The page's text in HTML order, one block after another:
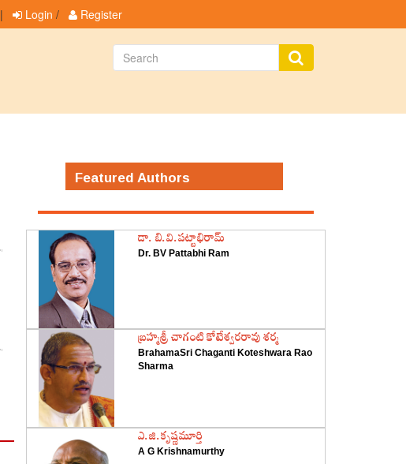
| Login / Register
Featured Authors
డా. బి.వి.పట్టాభిరామ్
Dr. BV Pattabhi Ram
‌బ్రహ్మశ్రీ చాగంటి కోటేశ్వరరావు శర్మ
BrahamaSri Chaganti Koteshwara Rao
Sharma
‌ఎ.జి.కృష్ణమూర్తి
A G Krishnamurthy